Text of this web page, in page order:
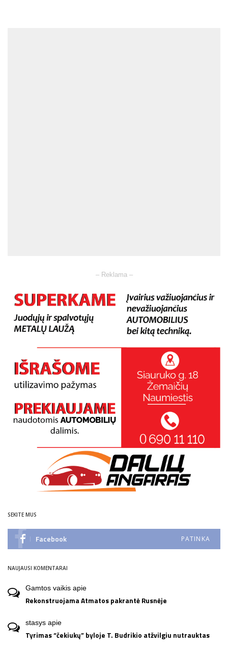
– Reklama –
SEKITE MUS
Facebook PATINKA
NAUJAUSI KOMENTARAI
Gamtos vaikis apie
Rekonstruojama Atmatos pakrantė Rusnėje
stasys apie
Tyrimas “čekiukų” byloje T. Budrikio atžvilgiu nutrauktas